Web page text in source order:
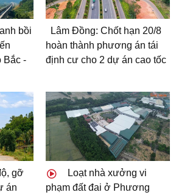
bồi
Bắc -
Lâm Đồng: Chốt hạn 20/8
hoàn thành phương án tái
định cư cho 2 dự án cao tốc
gỡ
án
Loạt nhà xưởng vi
phạm đất đai ở Phương